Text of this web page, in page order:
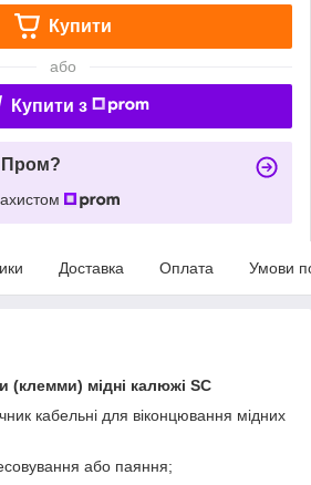
Купити
або
Купити з
Пром?
Доставка Оплата Умови
(клемми) мідні калюжі SC
кабельні для віконцювання мідних
або паяння;